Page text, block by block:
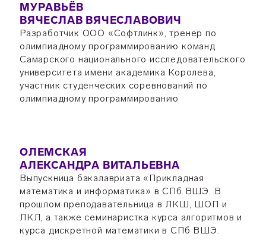
МУРАВЬЁВ
ВЯЧЕСЛАВ ВЯЧЕСЛАВОВИЧ
Разработчик ООО «Софтлинк», тренер по
олимпиадному программированию команд
Самарского национального исследовательского
университета имени академика Королева,
участник студенческих соревнований по
олимпиадному программированию
ОЛЕМСКАЯ
АЛЕКСАНДРА ВИТАЛЬЕВНА
Выпускница бакалавриата «Прикладная
математика и информатика» в СПб ВШЭ. В
прошлом преподавательница в ЛКШ, ШОП и
ЛКЛ, а также семинаристка курса алгоритмов и
курса дискретной математики в СПб ВШЭ.